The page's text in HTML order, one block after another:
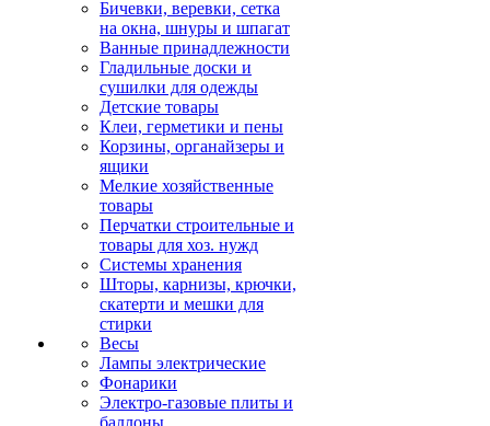
Бичевки, веревки, сетка
на окна, шнуры и шпагат
Ванные принадлежности
Гладильные доски и
сушилки для одежды
Детские товары
Клеи, герметики и пены
Корзины, органайзеры и
ящики
Мелкие хозяйственные
товары
Перчатки строительные и
товары для хоз. нужд
Системы хранения
Шторы, карнизы, крючки,
скатерти и мешки для
стирки
Весы
Лампы электрические
Фонарики
Электро-газовые плиты и
баллоны